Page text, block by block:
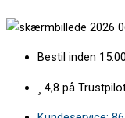
til
Bestil inden
4,8 på
til
Innobot
antal